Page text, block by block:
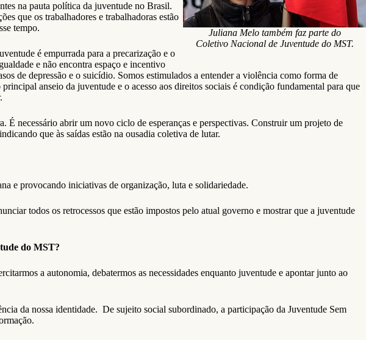
Juliana Melo também faz parte do
Coletivo Nacional de Juventude do MST.
na pauta política da juventude no Brasil.
que os trabalhadores e trabalhadoras estão
tempo.
é empurrada para a precarização e o
e não encontra espaço e incentivo
de depressão e o suicídio. Somos estimulados a entender a violência como forma de
anseio da juventude e o acesso aos direitos sociais é condição fundamental para que
necessário abrir um novo ciclo de esperanças e perspectivas. Construir um projeto de
que às saídas estão na ousadia coletiva de lutar.
e provocando iniciativas de organização, luta e solidariedade.
todos os retrocessos que estão impostos pelo atual governo e mostrar que a juventude
do MST?
a autonomia, debatermos as necessidades enquanto juventude e apontar junto ao
da nossa identidade. De sujeito social subordinado, a participação da Juventude Sem